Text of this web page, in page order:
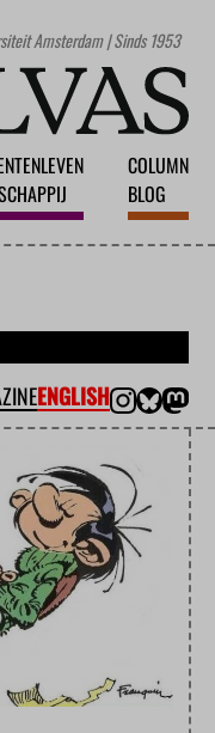
Amsterdam | Sinds 1953
COLUMN
BLOG
ENGLISH